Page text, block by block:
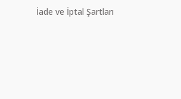
İade ve İptal Şartları